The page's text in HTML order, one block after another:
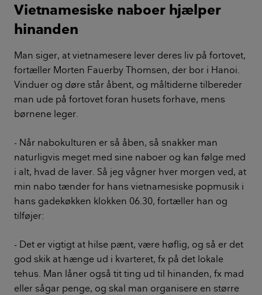
Vietnamesiske naboer hjælper
hinanden
Man siger, at vietnamesere lever deres liv på fortovet,
fortæller Morten Fauerby Thomsen, der bor i Hanoi.
Vinduer og døre står åbent, og måltiderne tilbereder
man ude på fortovet foran husets forhave, mens
børnene leger.
- Når nabokulturen er så åben, så snakker man
naturligvis meget med sine naboer og kan følge med
i alt, hvad de laver. Så jeg vågner hver morgen ved, at
min nabo tænder for hans vietnamesiske popmusik i
hans gadekøkken klokken 06.30, fortæller han og
tilføjer:
- Det er vigtigt at hilse pænt, være høflig, og så er det
god skik at hænge ud i kvarteret, fx på det lokale
tehus. Man låner også tit ting ud til hinanden, fx mad
eller sågar penge, og skal man organisere en større